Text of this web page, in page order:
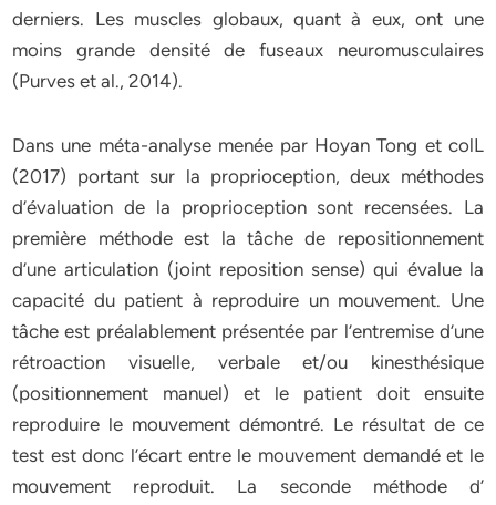
derniers. Les muscles globaux, quant à eux, ont une
moins grande densité de fuseaux neuromusculaires
(Purves et al., 2014).
Dans une méta-analyse menée par Hoyan Tong et colL
(2017) portant sur la proprioception, deux méthodes
d’évaluation de la proprioception sont recensées. La
première méthode est la tâche de repositionnement
d’une articulation (joint reposition sense) qui évalue la
capacité du patient à reproduire un mouvement. Une
tâche est préalablement présentée par l’entremise d’une
rétroaction visuelle, verbale et/ou kinesthésique
(positionnement manuel) et le patient doit ensuite
reproduire le mouvement démontré. Le résultat de ce
test est donc l’écart entre le mouvement demandé et le
mouvement reproduit. La seconde méthode d’